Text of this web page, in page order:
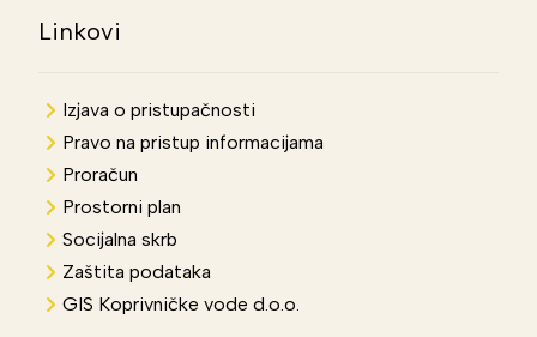
Linkovi
Izjava o pristupačnosti
Pravo na pristup informacijama
Proračun
Prostorni plan
Socijalna skrb
Zaštita podataka
GIS Koprivničke vode d.o.o.